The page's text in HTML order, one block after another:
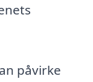
påvirke